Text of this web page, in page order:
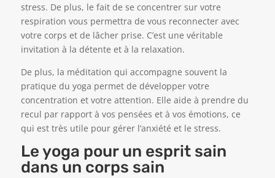
stress. De plus, le fait de se concentrer sur votre
respiration vous permettra de vous reconnecter avec
votre corps et de lâcher prise. C’est une véritable
invitation à la détente et à la relaxation.
De plus, la méditation qui accompagne souvent la
pratique du yoga permet de développer votre
concentration et votre attention. Elle aide à prendre du
recul par rapport à vos pensées et à vos émotions, ce
qui est très utile pour gérer l’anxiété et le stress.
Le yoga pour un esprit sain
dans un corps sain